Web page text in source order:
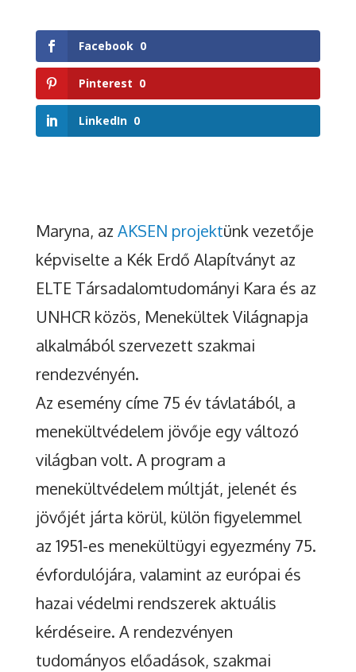
Facebook 0
Pinterest 0
LinkedIn 0
Maryna, az AKSEN projektünk vezetője
képviselte a Kék Erdő Alapítványt az
ELTE Társadalomtudományi Kara és az
UNHCR közös, Menekültek Világnapja
alkalmából szervezett szakmai
rendezvényén.
Az esemény címe 75 év távlatából, a
menekültvédelem jövője egy változó
világban volt. A program a
menekültvédelem múltját, jelenét és
jövőjét járta körül, külön figyelemmel
az 1951-es menekültügyi egyezmény 75.
évfordulójára, valamint az európai és
hazai védelmi rendszerek aktuális
kérdéseire. A rendezvényen
tudományos előadások, szakmai